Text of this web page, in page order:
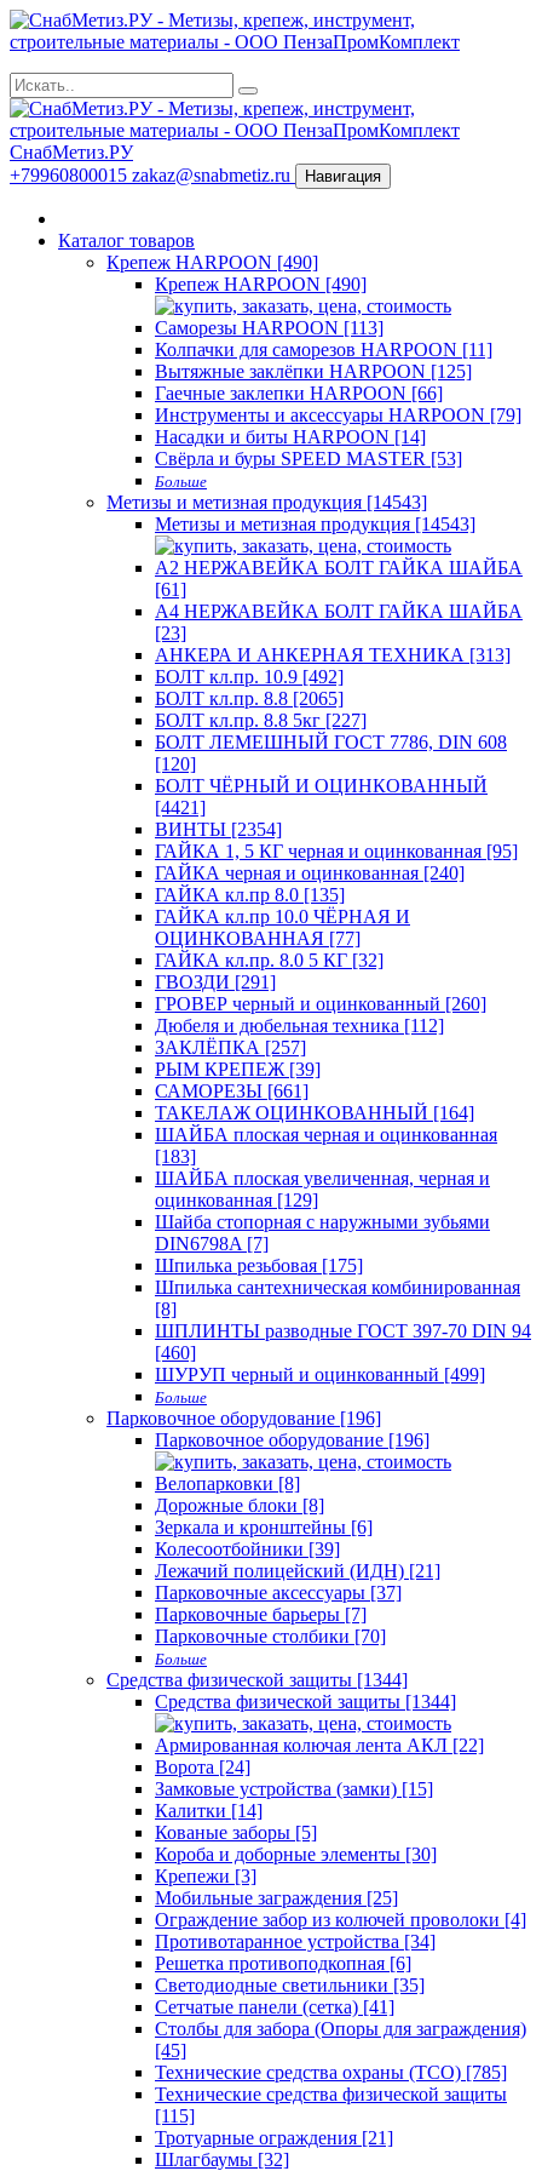
СнабМетиз.РУ
+79960800015 zakaz@snabmetiz.ru Навигация
Каталог товаров
Крепеж HARPOON [490]
Крепеж HARPOON [490]
Саморезы HARPOON [113]
Колпачки для саморезов HARPOON [11]
Вытяжные заклёпки HARPOON [125]
Гаечные заклепки HARPOON [66]
Инструменты и аксессуары HARPOON [79]
Насадки и биты HARPOON [14]
Свёрла и буры SPEED MASTER [53]
Больше
Метизы и метизная продукция [14543]
Метизы и метизная продукция [14543]
А2 НЕРЖАВЕЙКА БОЛТ ГАЙКА ШАЙБА
[61]
А4 НЕРЖАВЕЙКА БОЛТ ГАЙКА ШАЙБА
[23]
АНКЕРА И АНКЕРНАЯ ТЕХНИКА [313]
БОЛТ кл.пр. 10.9 [492]
БОЛТ кл.пр. 8.8 [2065]
БОЛТ кл.пр. 8.8 5кг [227]
БОЛТ ЛЕМЕШНЫЙ ГОСТ 7786, DIN 608
[120]
БОЛТ ЧЁРНЫЙ И ОЦИНКОВАННЫЙ
[4421]
ВИНТЫ [2354]
ГАЙКА 1, 5 КГ черная и оцинкованная [95]
ГАЙКА черная и оцинкованная [240]
ГАЙКА кл.пр 8.0 [135]
ГАЙКА кл.пр 10.0 ЧЁРНАЯ И
ОЦИНКОВАННАЯ [77]
ГАЙКА кл.пр. 8.0 5 КГ [32]
ГВОЗДИ [291]
ГРОВЕР черный и оцинкованный [260]
Дюбеля и дюбельная техника [112]
ЗАКЛЁПКА [257]
РЫМ КРЕПЕЖ [39]
САМОРЕЗЫ [661]
ТАКЕЛАЖ ОЦИНКОВАННЫЙ [164]
ШАЙБА плоская черная и оцинкованная
[183]
ШАЙБА плоская увеличенная, черная и
оцинкованная [129]
Шайба стопорная с наружными зубьями
DIN6798A [7]
Шпилька резьбовая [175]
Шпилька сантехническая комбинированная
[8]
ШПЛИНТЫ разводные ГОСТ 397-70 DIN 94
[460]
ШУРУП черный и оцинкованный [499]
Больше
Парковочное оборудование [196]
Парковочное оборудование [196]
Велопарковки [8]
Дорожные блоки [8]
Зеркала и кронштейны [6]
Колесоотбойники [39]
Лежачий полицейский (ИДН) [21]
Парковочные аксессуары [37]
Парковочные барьеры [7]
Парковочные столбики [70]
Больше
Средства физической защиты [1344]
Средства физической защиты [1344]
Армированная колючая лента АКЛ [22]
Ворота [24]
Замковые устройства (замки) [15]
Калитки [14]
Кованые заборы [5]
Короба и доборные элементы [30]
Крепежи [3]
Мобильные заграждения [25]
Ограждение забор из колючей проволоки [4]
Противотаранное устройства [34]
Решетка противоподкопная [6]
Светодиодные светильники [35]
Сетчатые панели (сетка) [41]
Столбы для забора (Опоры для заграждения)
[45]
Технические средства охраны (ТСО) [785]
Технические средства физической защиты
[115]
Тротуарные ограждения [21]
Шлагбаумы [32]